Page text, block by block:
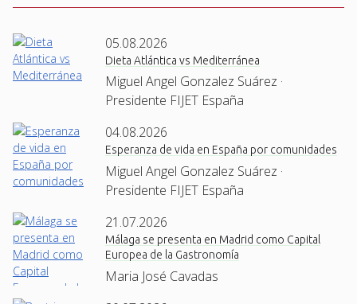
05.08.2026
Dieta Atlántica vs Mediterránea
Miguel Angel Gonzalez Suárez ·
Presidente FIJET España
04.08.2026
Esperanza de vida en España por comunidades
Miguel Angel Gonzalez Suárez ·
Presidente FIJET España
21.07.2026
Málaga se presenta en Madrid como Capital
Europea de la Gastronomía
Maria José Cavadas